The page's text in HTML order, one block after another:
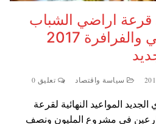
اراضي الشباب
في المغرة وتوشكي والفرافرة 2017
سياسة واقتصاد تعليق 0
المواعيد النهائية لقرعة
في مشروع المليون ونصف